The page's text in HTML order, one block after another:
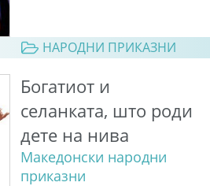
НАРОДНИ ПРИКАЗНИ
Богатиот и
селанката, што роди
дете на нива
Македонски народни
приказни